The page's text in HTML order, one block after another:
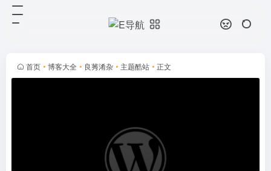
首页 • 博客大全 • 良莠淆杂 • 主题酷站 • 正文